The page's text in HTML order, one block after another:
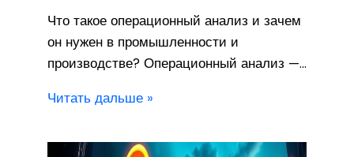
Что такое операционный анализ и зачем
он нужен в промышленности и
производстве? Операционный анализ —…
Читать дальше »